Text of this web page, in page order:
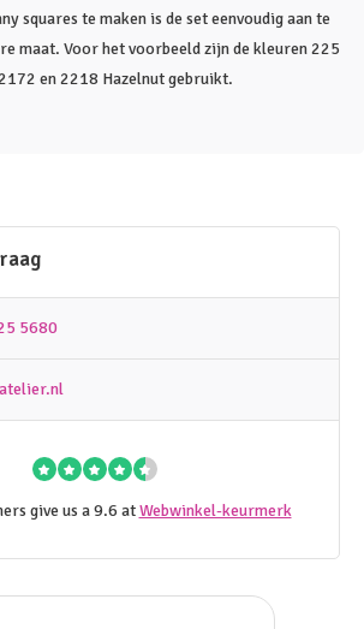
squares te maken is de set eenvoudig aan te
maat. Voor het voorbeeld zijn de kleuren 225
en 2218 Hazelnut gebruikt.
5680
give us a 9.6 atWebwinkel-keurmerk